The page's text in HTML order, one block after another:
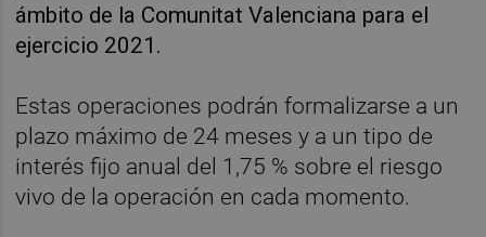
ámbito de la Comunitat Valenciana para el
ejercicio 2021.
Estas operaciones podrán formalizarse a un
plazo máximo de 24 meses y a un tipo de
interés fijo anual del 1,75 % sobre el riesgo
vivo de la operación en cada momento.